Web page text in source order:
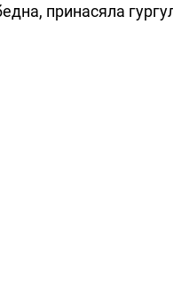
принасяла